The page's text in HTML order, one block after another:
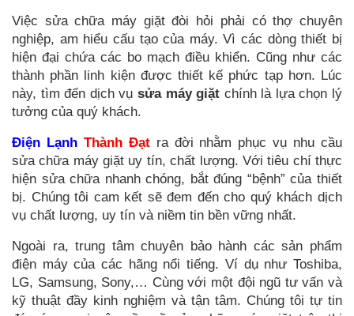
Việc sửa chữa máy giặt đòi hỏi phải có thợ chuyên
nghiệp, am hiểu cấu tạo của máy. Vì các dòng thiết bị
hiện đại chứa các bo mạch điều khiển. Cũng như các
thành phần linh kiện được thiết kế phức tạp hơn. Lúc
này, tìm đến dịch vụ sửa máy giặt chính là lựa chọn lý
tưởng của quý khách.
Điện Lạnh Thành Đạtra đời nhằm phục vụ nhu cầu
sửa chữa máy giặt uy tín, chất lượng. Với tiêu chí thực
hiện sửa chữa nhanh chóng, bắt đúng “bệnh” của thiết
bị. Chúng tôi cam kết sẽ đem đến cho quý khách dịch
vụ chất lượng, uy tín và niềm tin bền vững nhất.
Ngoài ra, trung tâm chuyên bảo hành các sản phẩm
điện máy của các hãng nổi tiếng. Ví dụ như Toshiba,
LG, Samsung, Sony,… Cùng với một đội ngũ tư vấn và
kỹ thuật đầy kinh nghiệm và tận tâm. Chúng tôi tự tin